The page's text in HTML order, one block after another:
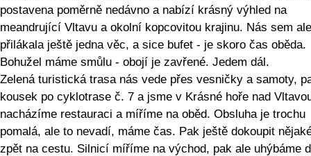
postavena poměrně nedávno a nabízí krásný výhled na
meandrující Vltavu a okolní kopcovitou krajinu. Nás sem ale
přilákala ještě jedna věc, a sice bufet - je skoro čas oběda.
Bohužel máme smůlu - obojí je zavřené. Jedem dál.
Zelená turistická trasa nás vede přes vesničky a samoty,
kousek po cyklotrase č. 7 a jsme v Krásné hoře nad
nacházíme restauraci a míříme na oběd. Obsluha je trochu
pomalá, ale to nevadí, máme čas. Pak ještě dokoupit
zpět na cestu. Silnicí míříme na východ, pak ale uhýbáme